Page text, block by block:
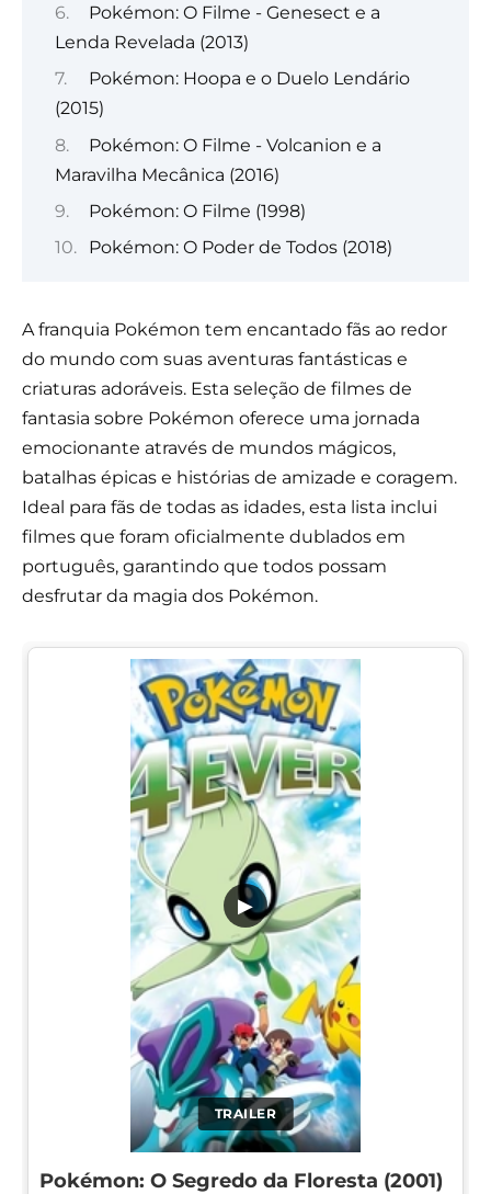
Pokémon: O Filme - Genesect e a
Lenda Revelada (2013)
Pokémon: Hoopa e o Duelo Lendário
(2015)
Pokémon: O Filme - Volcanion e a
Maravilha Mecânica (2016)
Pokémon: O Filme (1998)
Pokémon: O Poder de Todos (2018)
A franquia Pokémon tem encantado fãs ao redor
do mundo com suas aventuras fantásticas e
criaturas adoráveis. Esta seleção de filmes de
fantasia sobre Pokémon oferece uma jornada
emocionante através de mundos mágicos,
batalhas épicas e histórias de amizade e coragem.
Ideal para fãs de todas as idades, esta lista inclui
filmes que foram oficialmente dublados em
português, garantindo que todos possam
desfrutar da magia dos Pokémon.
TRAILER
▶
Pokémon: O Segredo da Floresta (2001)